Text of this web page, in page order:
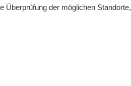
Überprüfung der möglichen Standorte,